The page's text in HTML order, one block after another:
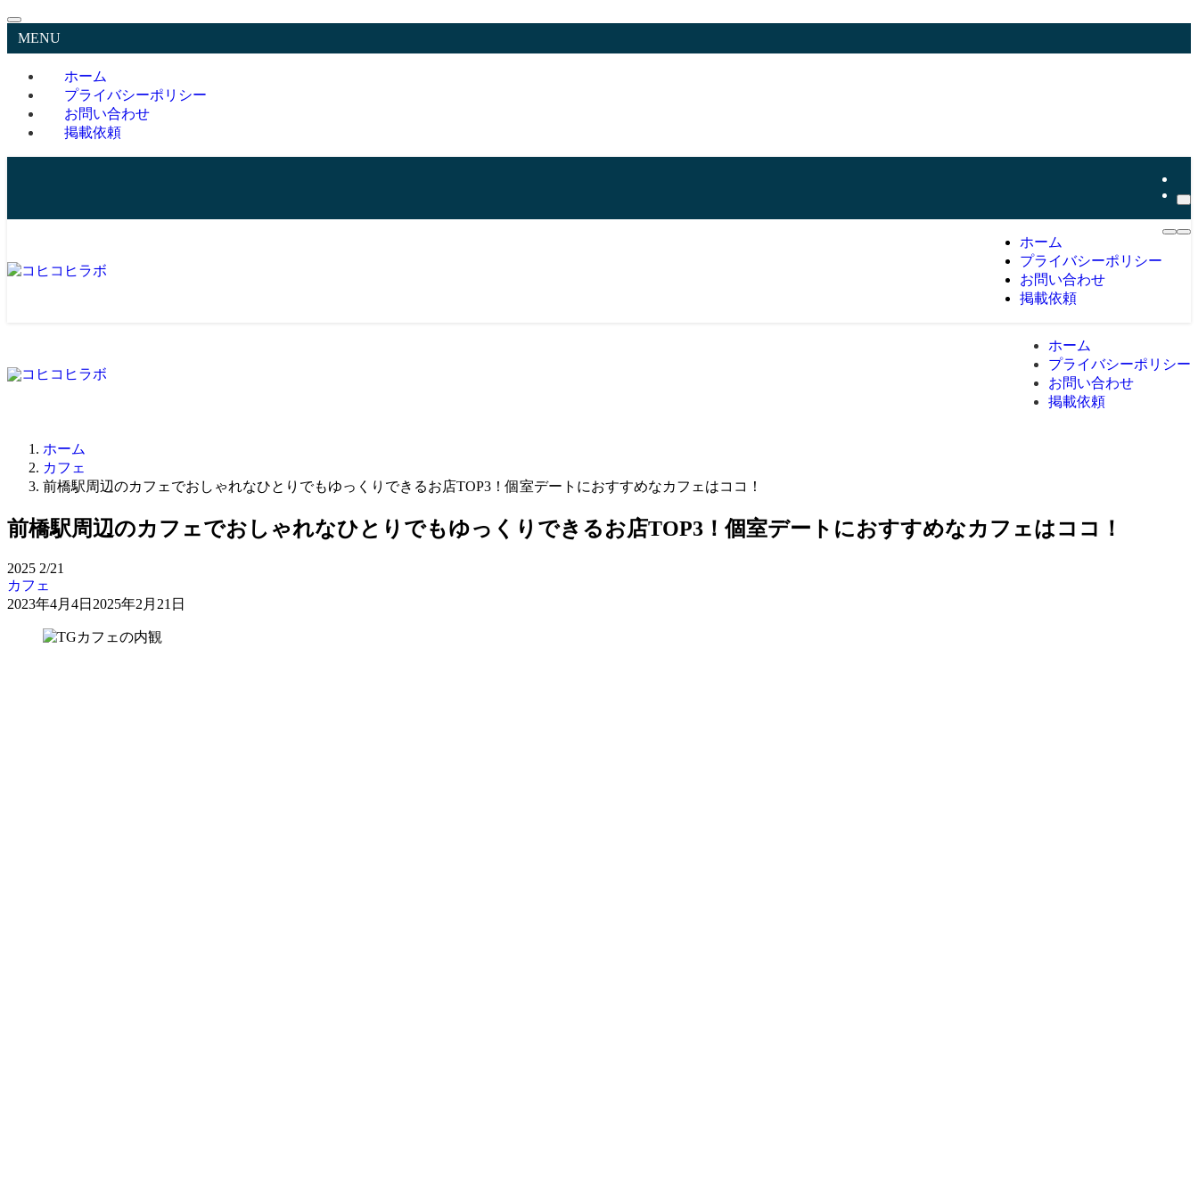
MENU
ホーム
プライバシーポリシー
お問い合わせ
掲載依頼
ホーム
プライバシーポリシー
お問い合わせ
掲載依頼
ホーム
プライバシーポリシー
お問い合わせ
掲載依頼
ホーム
カフェ
前橋駅周辺のカフェでおしゃれなひとりでもゆっくりできるお店TOP3！個室デートにおすすめなカフェはココ！
前橋駅周辺のカフェでおしゃれなひとりでもゆっくりできるお店TOP3！個室デートにおすすめなカフェはココ！
2025 2/21
カフェ
2023年4月4日 2025年2月21日